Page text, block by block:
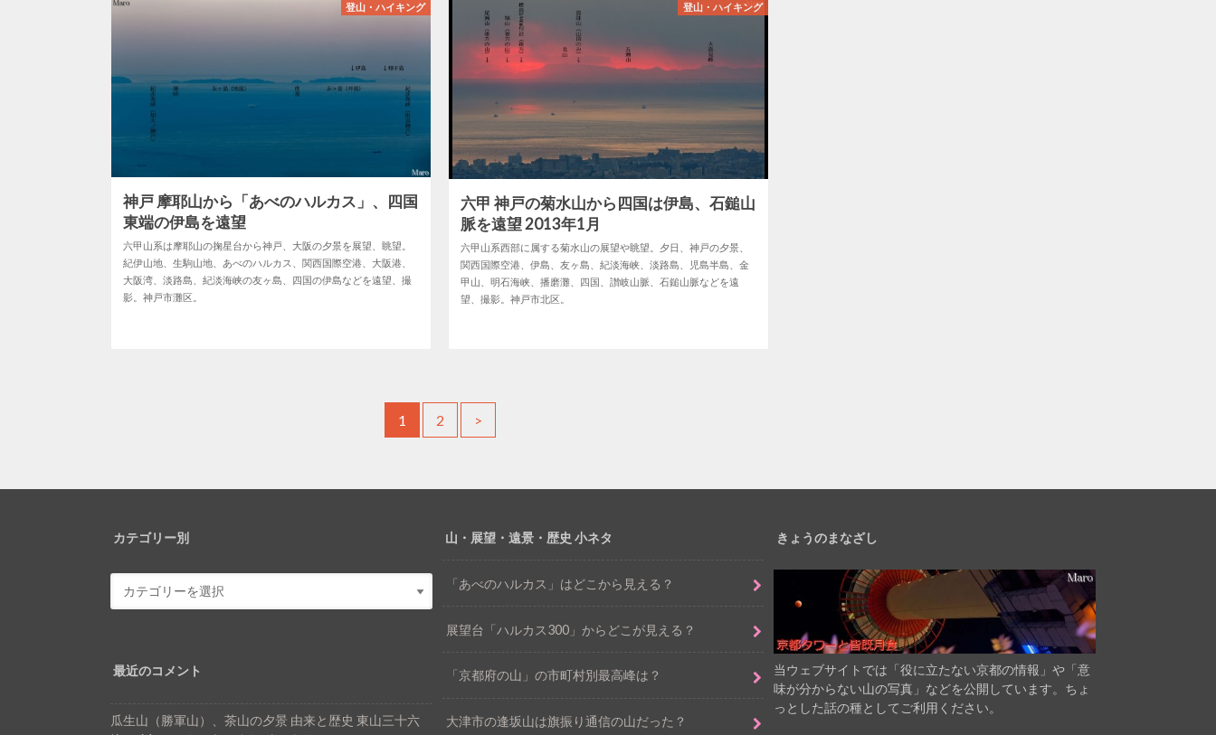
登山・ハイキング
神戸 摩耶山から「あべのハルカス」、四国
東端の伊島を遠望
六甲山系は摩耶山の掬星台から神戸、大阪の夕景を展望、眺望。
紀伊山地、生駒山地、あべのハルカス、関西国際空港、大阪港、
大阪湾、淡路島、紀淡海峡の友ヶ島、四国の伊島などを遠望、撮
影。神戸市灘区。
登山・ハイキング
六甲 神戸の菊水山から四国は伊島、石鎚山
脈を遠望 2013年1月
六甲山系西部に属する菊水山の展望や眺望。夕日、神戸の夕景、
関西国際空港、伊島、友ヶ島、紀淡海峡、淡路島、児島半島、金
甲山、明石海峡、播磨灘、四国、讃岐山脈、石鎚山脈などを遠
望、撮影。神戸市北区。
1 2 >
カテゴリー別
最近のコメント
瓜生山（勝軍山）、茶山の夕景 由来と歴史 東山三十六
山・展望・遠景・歴史 小ネタ
「あべのハルカス」はどこから見える？
展望台「ハルカス300」からどこが見える？
「京都府の山」の市町村別最高峰は？
大津市の逢坂山は旗振り通信の山だった？
きょうのまなざし
当ウェブサイトでは「役に立たない京都の情報」や「意
味が分からない山の写真」などを公開しています。ちょ
っとした話の種としてご利用ください。